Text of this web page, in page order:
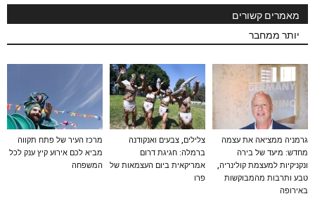
מאמרים קשורים
יותר ממחבר
גרמניה ממציאה את עצמה
מחדש: מיעד של בירה
ונקניקיות למעצמת קולינריה,
טבע ותרבות מהמבוקשות
באירופה
צלילים, צבעים ואנקודנה
ברמלה: חגיגת דרום
אמריקאית ביום העצמאות של
פרו
מרכז העיר של פתח תקווה
מביא לכם אירוע קיץ ענק לכל
המשפחה